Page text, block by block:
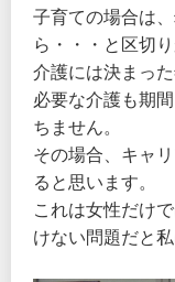
子育ての場合は
ら・・・と区切
介護には決まっ
必要な介護も期
ちません。
その場合、キャ
ると思います。
これは女性だけ
けない問題だと